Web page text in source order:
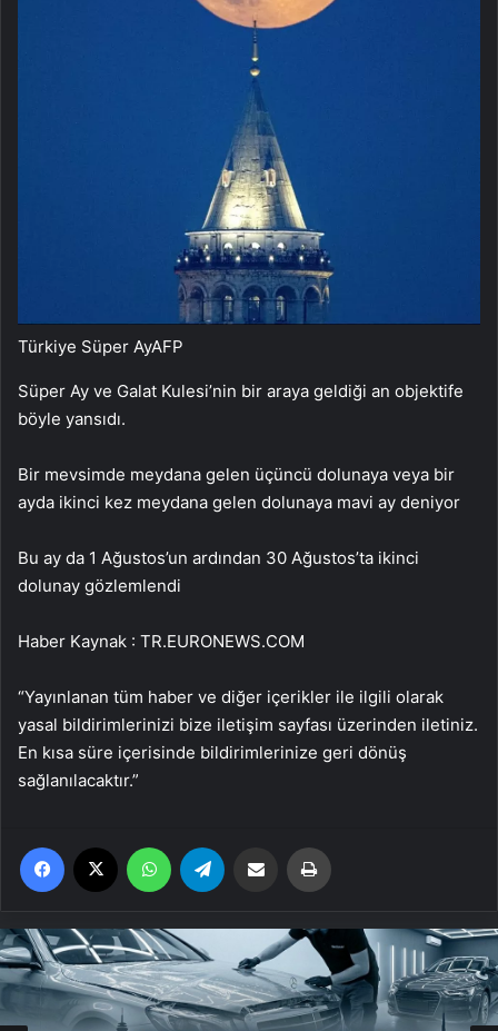
Türkiye Süper AyAFP
Süper Ay ve Galat Kulesi’nin bir araya geldiği an objektife
böyle yansıdı.
Bir mevsimde meydana gelen üçüncü dolunaya veya bir
ayda ikinci kez meydana gelen dolunaya mavi ay deniyor
Bu ay da 1 Ağustos’un ardından 30 Ağustos’ta ikinci
dolunay gözlemlendi
Haber Kaynak : TR.EURONEWS.COM
“Yayınlanan tüm haber ve diğer içerikler ile ilgili olarak
yasal bildirimlerinizi bize iletişim sayfası üzerinden iletiniz.
En kısa süre içerisinde bildirimlerinize geri dönüş
sağlanılacaktır.”
Facebook WhatsApp Email'den paylaş